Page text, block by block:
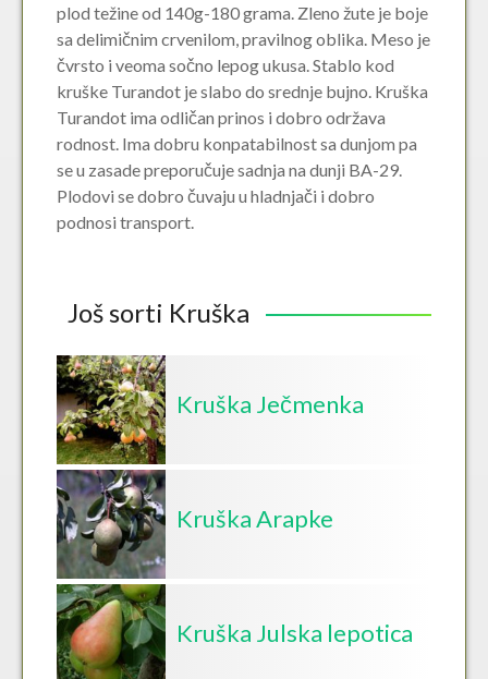
plod težine od 140g-180 grama. Zleno žute je boje
sa delimičnim crvenilom, pravilnog oblika. Meso je
čvrsto i veoma sočno lepog ukusa. Stablo kod
kruške Turandot je slabo do srednje bujno. Kruška
Turandot ima odličan prinos i dobro održava
rodnost. Ima dobru konpatabilnost sa dunjom pa
se u zasade preporučuje sadnja na dunji BA-29.
Plodovi se dobro čuvaju u hladnjači i dobro
podnosi transport.
Još sorti Kruška
Kruška Ječmenka
Kruška Arapke
Kruška Julska lepotica